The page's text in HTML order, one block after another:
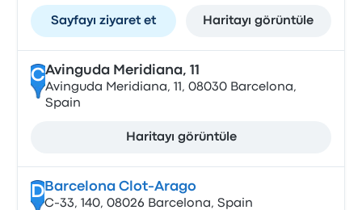
Sayfayı ziyaret et Haritayı görüntüle
CAvinguda Meridiana, 11
Avinguda Meridiana, 11, 08030 Barcelona,
Spain
Haritayı görüntüle
DBarcelona Clot-Arago
C-33, 140, 08026 Barcelona, Spain